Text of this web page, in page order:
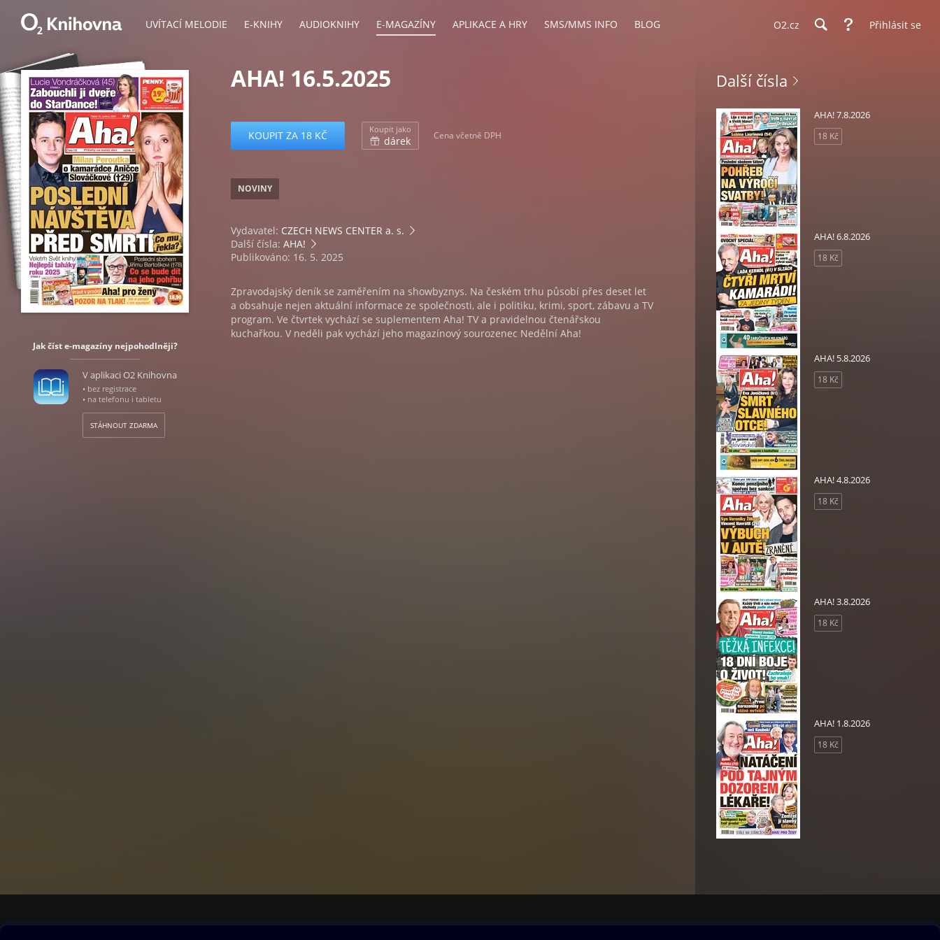
UVÍTACÍ MELODIE E-KNIHY AUDIOKNIHY E-MAGAZÍNY APLIKACE A HRY SMS/MMS INFO BLOG O2.cz Přihlásit se
Jak číst e-magazíny nejpohodlněji?
V aplikaci O2 Knihovna
• bez registrace
• na telefonu i tabletu
STÁHNOUT ZDARMA
AHA! 16.5.2025
KOUPIT ZA 18 KČ Koupit jako
dárek Cena včetně DPH
NOVINY
Vydavatel: CZECH NEWS CENTER a. s.
Další čísla: AHA!
Publikováno: 16. 5. 2025
Zpravodajský deník se zaměřením na showbyznys. Na českém trhu působí přes deset let
a obsahuje nejen aktuální informace ze společnosti, ale i politiku, krimi, sport, zábavu a TV
program. Ve čtvrtek vychází se suplementem Aha! TV a pravidelnou čtenářskou
kuchařkou. V neděli pak vychází jeho magazínový sourozenec Nedělní Aha!
Další čísla
AHA! 7.8.2026
18 Kč
AHA! 6.8.2026
18 Kč
AHA! 5.8.2026
18 Kč
AHA! 4.8.2026
18 Kč
AHA! 3.8.2026
18 Kč
AHA! 1.8.2026
18 Kč